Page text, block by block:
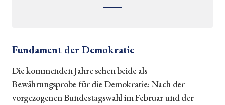
Fundament der Demokratie
Die kommenden Jahre sehen beide als
Bewährungsprobe für die Demokratie: Nach der
vorgezogenen Bundestagswahl im Februar und der